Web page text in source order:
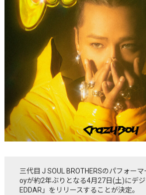
三代目 J SOUL BROTHERSのパフォー
oyが約2年ぶりとなる4月27日(土)にデ
EDDAR」をリリースすることが決定。